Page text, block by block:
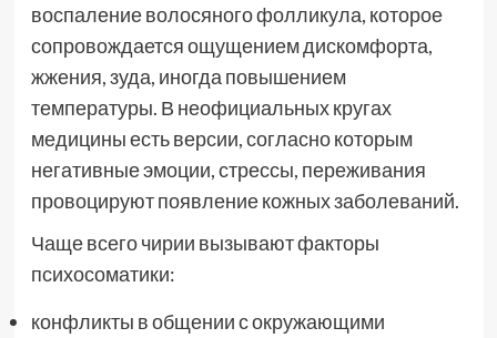
воспаление волосяного фолликула, которое
сопровождается ощущением дискомфорта,
жжения, зуда, иногда повышением
температуры. В неофициальных кругах
медицины есть версии, согласно которым
негативные эмоции, стрессы, переживания
провоцируют появление кожных заболеваний.
Чаще всего чирии вызывают факторы
психосоматики:
конфликты в общении с окружающими